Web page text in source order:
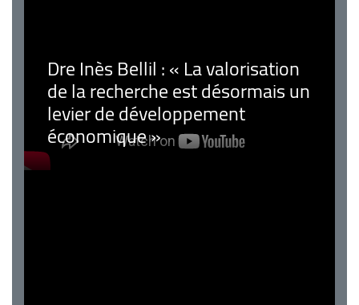
Dre Inès Bellil : « La valorisation
de la recherche est désormais un
levier de développement
économique »